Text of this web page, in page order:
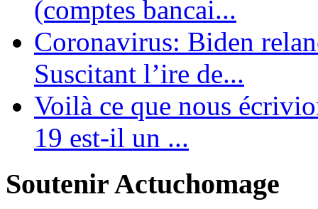
(comptes bancai...
Coronavirus: Biden
Suscitant l’ire de...
Voilà ce que nous
19 est-il un ...
Soutenir Actuchomage